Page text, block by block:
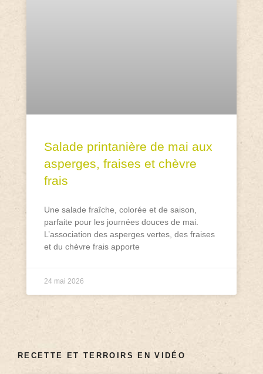
Salade printanière de mai aux
asperges, fraises et chèvre
frais
Une salade fraîche, colorée et de saison,
parfaite pour les journées douces de mai.
L’association des asperges vertes, des fraises
et du chèvre frais apporte
24 mai 2026
RECETTE ET TERROIRS EN VIDÉO